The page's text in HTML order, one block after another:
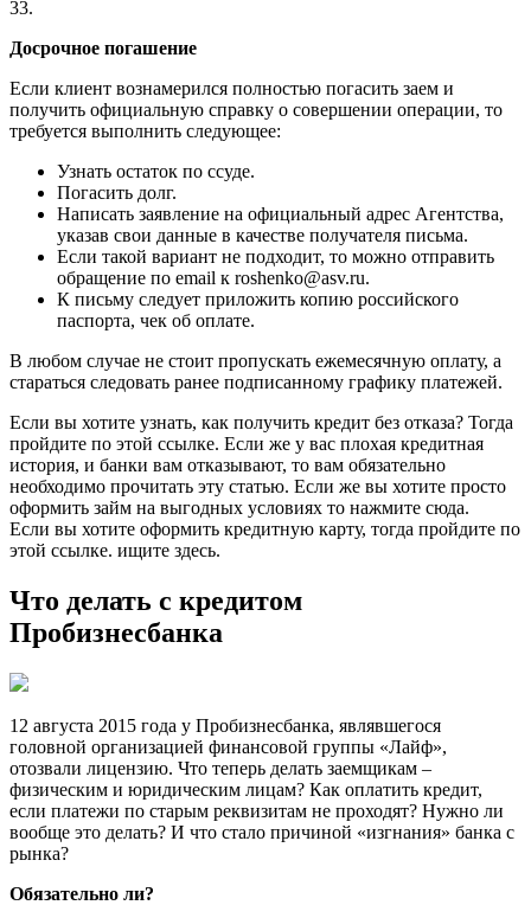
33.
Досрочное погашение
Если клиент вознамерился полностью погасить заем и
получить официальную справку о совершении операции, то
требуется выполнить следующее:
Узнать остаток по ссуде.
Погасить долг.
Написать заявление на официальный адрес Агентства,
указав свои данные в качестве получателя письма.
Если такой вариант не подходит, то можно отправить
обращение по email к roshenko@asv.ru.
К письму следует приложить копию российского
паспорта, чек об оплате.
В любом случае не стоит пропускать ежемесячную оплату, а
стараться следовать ранее подписанному графику платежей.
Если вы хотите узнать, как получить кредит без отказа? Тогда
пройдите по этой ссылке. Если же у вас плохая кредитная
история, и банки вам отказывают, то вам обязательно
необходимо прочитать эту статью. Если же вы хотите просто
оформить займ на выгодных условиях то нажмите сюда.
Если вы хотите оформить кредитную карту, тогда пройдите по
этой ссылке. ищите здесь.
Что делать с кредитом
Пробизнесбанка
12 августа 2015 года у Пробизнесбанка, являвшегося
головной организацией финансовой группы «Лайф»,
отозвали лицензию. Что теперь делать заемщикам –
физическим и юридическим лицам? Как оплатить кредит,
если платежи по старым реквизитам не проходят? Нужно ли
вообще это делать? И что стало причиной «изгнания» банка с
рынка?
Обязательно ли?